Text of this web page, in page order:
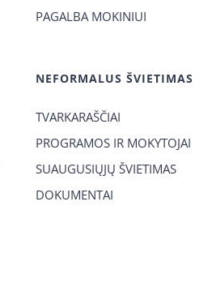
PAGALBA MOKINIUI
NEFORMALUS ŠVIETIMAS
TVARKARAŠČIAI
PROGRAMOS IR MOKYTOJAI
SUAUGUSIŲJŲ ŠVIETIMAS
DOKUMENTAI